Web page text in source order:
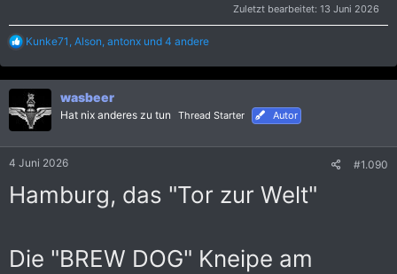
Zuletzt bearbeitet: 13 Juni 2026
R
a
k
t
i
o
n
Kunke71 Alson antonx und 4 andere
wasbeer
Hat nix anderes zu tun Thread Starter Autor
4 Juni 2026 #1.090
Hamburg, das "Tor zur Welt"
Die "BREW DOG" Kneipe am